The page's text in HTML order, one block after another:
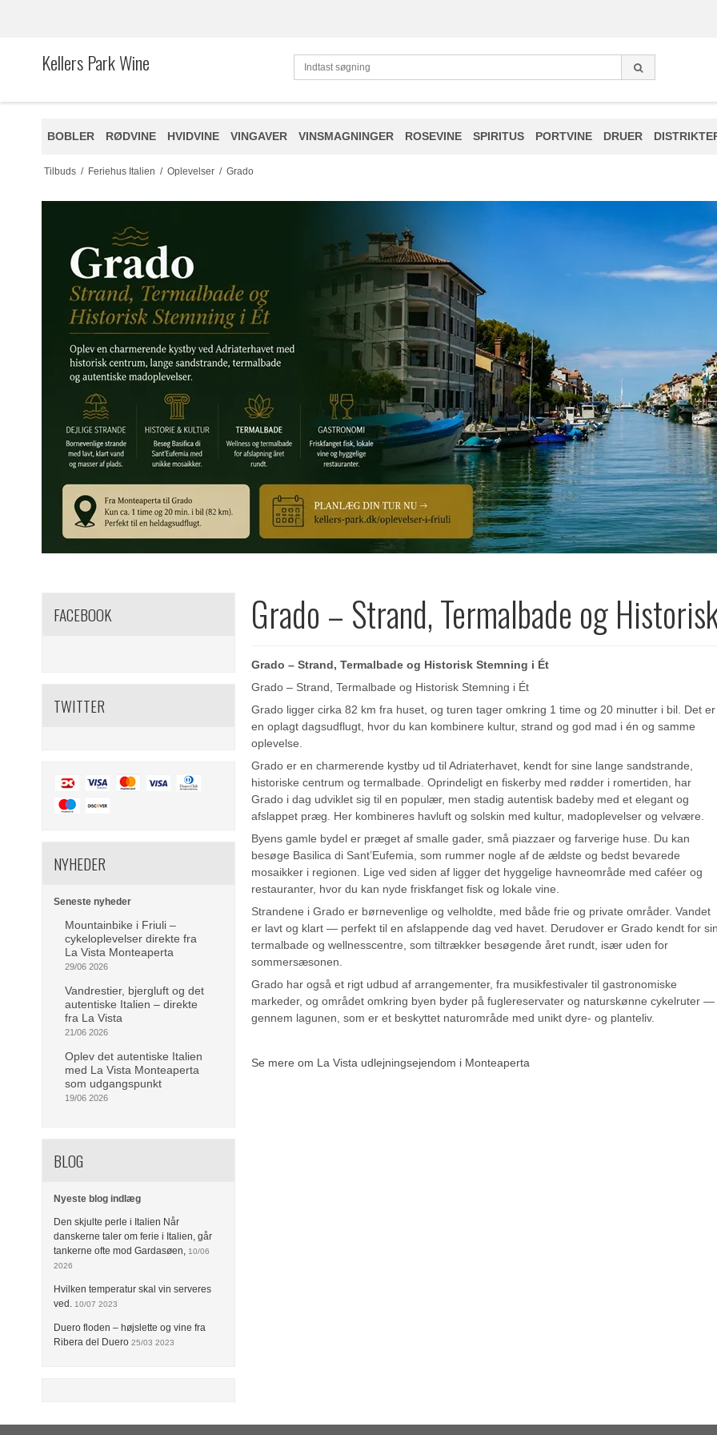
Kellers Park Wine
BOBLER RØDVINE HVIDVINE VINGAVER VINSMAGNINGER ROSEVINE SPIRITUS PORTVINE DRUER
Tilbuds / Feriehus Italien / Oplevelser / Grado
FACEBOOK
TWITTER
NYHEDER
Seneste nyheder
Mountainbike i Friuli –
cykeloplevelser direkte fra
La Vista Monteaperta
29/06 2026
Vandrestier, bjergluft og det
autentiske Italien – direkte
fra La Vista
21/06 2026
Oplev det autentiske Italien
med La Vista Monteaperta
som udgangspunkt
19/06 2026
BLOG
Nyeste blog indlæg
Den skjulte perle i Italien Når
danskerne taler om ferie i Italien, går
tankerne ofte mod Gardasøen, 10/06
2026
Hvilken temperatur skal vin serveres
ved. 10/07 2023
Duero floden – højslette og vine fra
Ribera del Duero 25/03 2023
Grado – Strand, Termalbade og
Grado – Strand, Termalbade og Historisk Stemning i Ét
Grado – Strand, Termalbade og Historisk Stemning i Ét
Grado ligger cirka 82 km fra huset, og turen tager omkring 1 time og 20 minutter i bil. Det er
en oplagt dagsudflugt, hvor du kan kombinere kultur, strand og god mad i én og samme
oplevelse.
Grado er en charmerende kystby ud til Adriaterhavet, kendt for sine lange sandstrande,
historiske centrum og termalbade. Oprindeligt en fiskerby med rødder i romertiden, har
Grado i dag udviklet sig til en populær, men stadig autentisk badeby med et elegant og
afslappet præg. Her kombineres havluft og solskin med kultur, madoplevelser og velvære.
Byens gamle bydel er præget af smalle gader, små piazzaer og farverige huse. Du kan
besøge Basilica di Sant’Eufemia, som rummer nogle af de ældste og bedst bevarede
mosaikker i regionen. Lige ved siden af ligger det hyggelige havneområde med caféer og
restauranter, hvor du kan nyde friskfanget fisk og lokale vine.
Strandene i Grado er børnevenlige og velholdte, med både frie og private områder. Vandet
er lavt og klart — perfekt til en afslappende dag ved havet. Derudover er Grado kendt for
termalbade og wellnesscentre, som tiltrækker besøgende året rundt, især uden for
sommersæsonen.
Grado har også et rigt udbud af arrangementer, fra musikfestivaler til gastronomiske
markeder, og området omkring byen byder på fuglereservater og naturskønne cykelruter —
gennem lagunen, som er et beskyttet naturområde med unikt dyre- og planteliv.
Se mere om La Vista udlejningsejendom i Monteaperta